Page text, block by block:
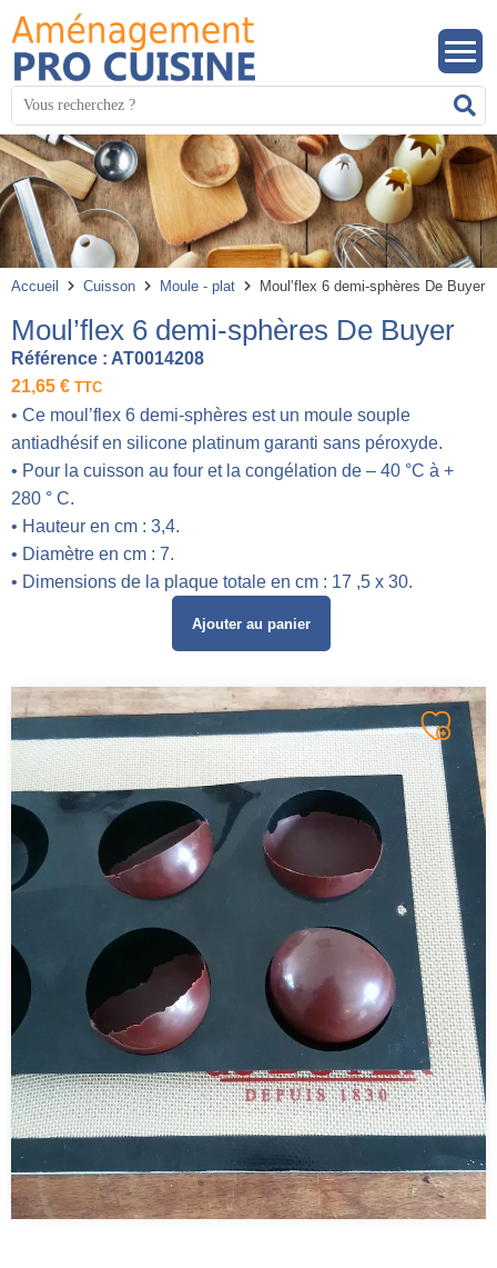
Mots
clés
:
Accueil Cuisson Moule - plat Moul’flex 6 demi-sphères De Buyer
Moul’flex 6 demi-sphères De Buyer
Référence : AT0014208
21,65 € TTC
• Ce moul’flex 6 demi-sphères est un moule souple
antiadhésif en silicone platinum garanti sans péroxyde.
• Pour la cuisson au four et la congélation de – 40 °C à +
280 ° C.
• Hauteur en cm : 3,4.
• Diamètre en cm : 7.
• Dimensions de la plaque totale en cm : 17 ,5 x 30.
Ajouter au panier
Panneau de gestion des cookies